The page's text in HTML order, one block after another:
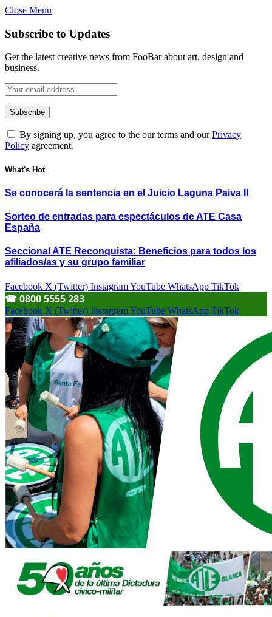
Close Menu
Subscribe to Updates
Get the latest creative news from FooBar about art, design and
business.
By signing up, you agree to the our terms and ourPrivacy
Policy agreement.
What's Hot
Se conocerá la sentencia en el Juicio Laguna Paiva II
Sorteo de entradas para espectáculos de ATE Casa
España
Seccional ATE Reconquista: Beneficios para todos los
afiliados/as y su grupo familiar
Facebook X (Twitter) InstagramYouTube WhatsApp TikTok
☎︎ 0800 5555 283
Facebook X (Twitter) InstagramYouTube WhatsApp TikTok